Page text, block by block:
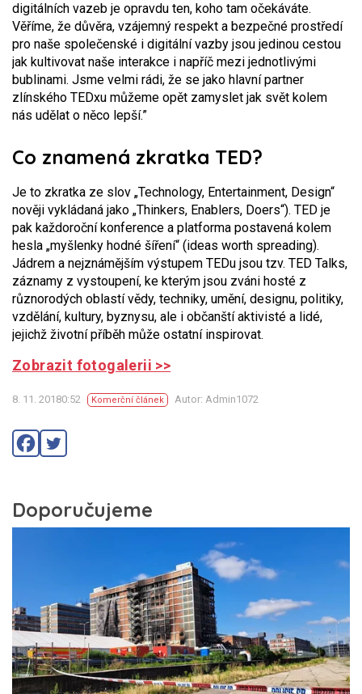
digitálních vazeb je opravdu ten, koho tam očekáváte.
Věříme, že důvěra, vzájemný respekt a bezpečné prostředí
pro naše společenské i digitální vazby jsou jedinou cestou
jak kultivovat naše interakce i napříč mezi jednotlivými
bublinami. Jsme velmi rádi, že se jako hlavní partner
zlínského TEDxu můžeme opět zamyslet jak svět kolem
nás udělat o něco lepší.”
Co znamená zkratka TED?
Je to zkratka ze slov „Technology, Entertainment, Design“
nověji vykládaná jako „Thinkers, Enablers, Doers“). TED je
pak každoroční konference a platforma postavená kolem
hesla „myšlenky hodné šíření“ (ideas worth spreading).
Jádrem a nejznámějším výstupem TEDu jsou tzv. TED Talks,
záznamy z vystoupení, ke kterým jsou zváni hosté z
různorodých oblastí vědy, techniky, umění, designu, politiky,
vzdělání, kultury, byznysu, ale i občanští aktivisté a lidé,
jejichž životní příběh může ostatní inspirovat.
Zobrazit fotogalerii >>
8. 11. 20180:52 Komerční článek Autor: Admin1072